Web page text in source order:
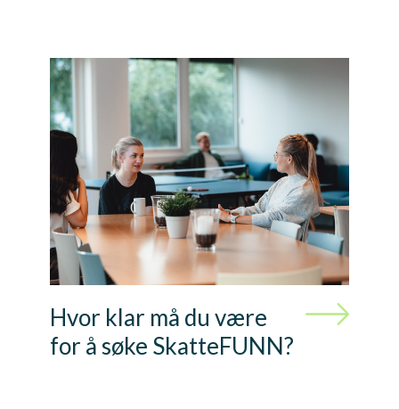
Hvor klar må du være
for å søke SkatteFUNN?